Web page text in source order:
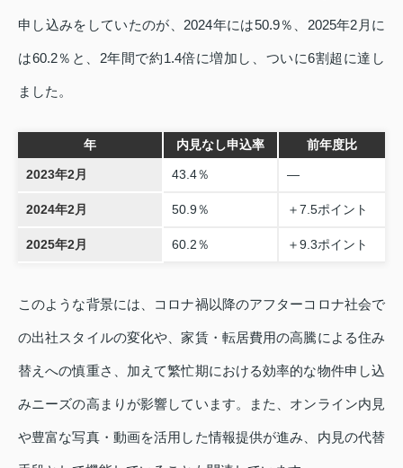
申し込みをしていたのが、2024年には50.9％、2025年2月に
は60.2％と、2年間で約1.4倍に増加し、ついに6割超に達し
ました。
年 内見なし申込率 前年度比
2023年2月 43.4％ —
2024年2月 50.9％ ＋7.5ポイント
2025年2月 60.2％ ＋9.3ポイント
このような背景には、コロナ禍以降のアフターコロナ社会で
の出社スタイルの変化や、家賃・転居費用の高騰による住み
替えへの慎重さ、加えて繁忙期における効率的な物件申し込
みニーズの高まりが影響しています。また、オンライン内見
や豊富な写真・動画を活用した情報提供が進み、内見の代替